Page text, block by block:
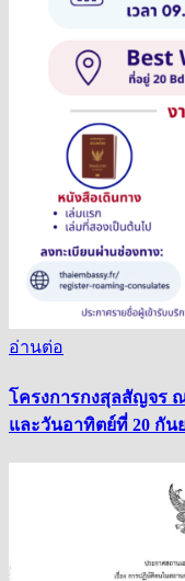
อ่านต่อ
โครงการกงสุลสัญจร
และวันอาทิตย์ที่ 20 กัน